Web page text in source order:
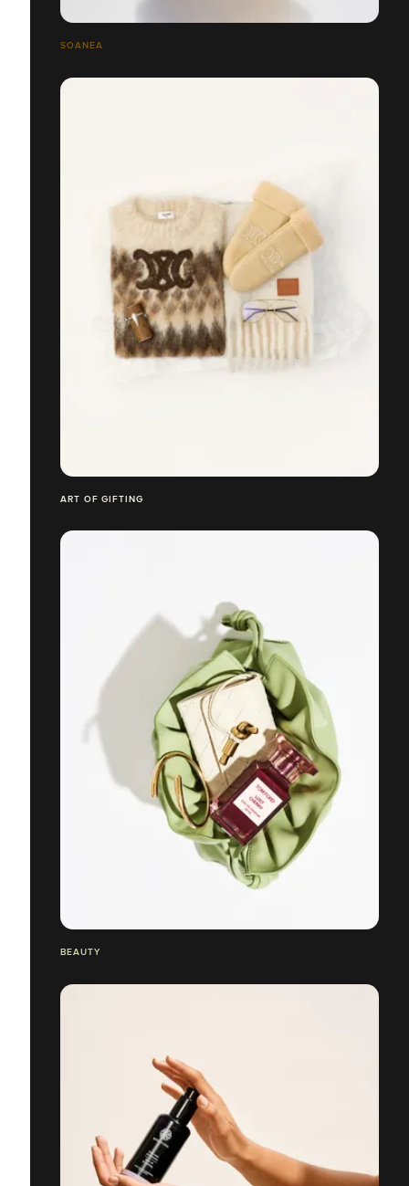
SOANEA
ART OF GIFTING
BEAUTY